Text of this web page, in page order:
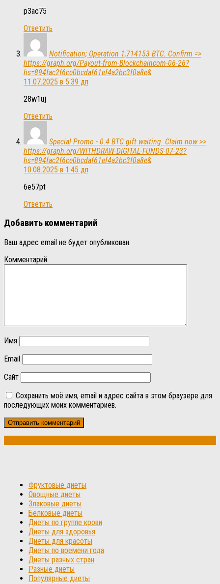
p3ac75
Ответить
Notification; Operation 1,714153 BTC. Confirm =>
https://graph.org/Payout-from-Blockchaincom-06-26?
hs=894fac2f6ce0bcdaf61ef4a2bc3f0a8e&:
11.07.2025 в 5:39 дп
28w1uj
Ответить
Special Promo - 0.4 BTC gift waiting. Claim now >>
https://graph.org/WITHDRAW-DIGITAL-FUNDS-07-23?
hs=894fac2f6ce0bcdaf61ef4a2bc3f0a8e&:
10.08.2025 в 1:45 дп
6e57pt
Ответить
Добавить комментарий
Ваш адрес email не будет опубликован.
Комментарий
Имя
Email
Сайт
Сохранить моё имя, email и адрес сайта в этом браузере для
последующих моих комментариев.
Фруктовые диеты
Овощные диеты
Злаковые диеты
Белковые диеты
Диеты по группе крови
Диеты для здоровья
Диеты для красоты
Диеты по времени года
Диеты разных стран
Разные диеты
Популярные диеты